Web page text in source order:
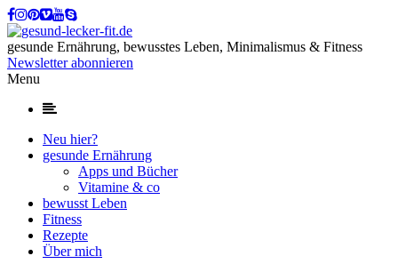
gesunde Ernährung, bewusstes Leben, Minimalismus & Fitness
Newsletter abonnieren
Menu
Neu hier?
gesunde Ernährung
Apps und Bücher
Vitamine & co
bewusst Leben
Fitness
Rezepte
Über mich